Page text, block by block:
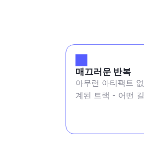
매끄러운 반복
아무런 아티팩트
계된 트랙 - 어떤